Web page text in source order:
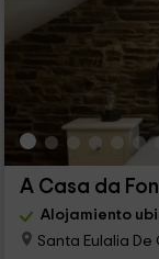
A Casa da
Alojamiento
Santa Eulalia